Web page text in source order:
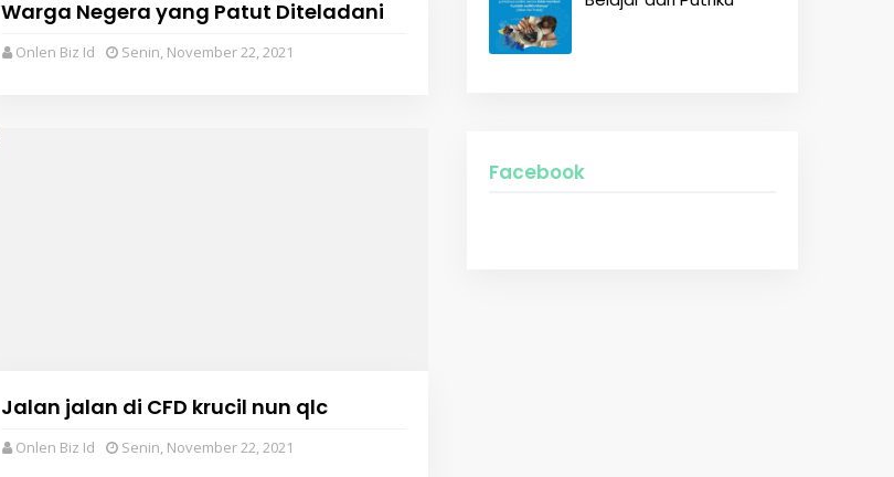
Warga Negera yang Patut Diteladani
Onlen Biz Id Senin, November 22, 2021
Jalan jalan di CFD krucil nun qlc
Onlen Biz Id Senin, November 22, 2021
Facebook